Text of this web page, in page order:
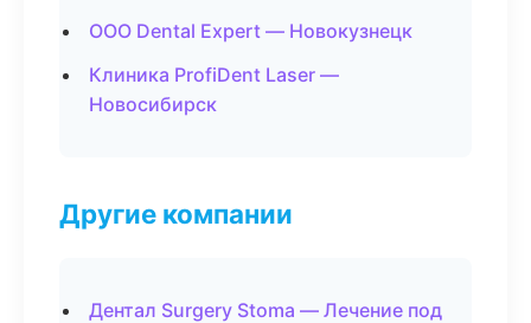
ООО Dental Expert — Новокузнецк
Клиника ProfiDent Laser —
Новосибирск
Другие компании
Дентал Surgery Stoma — Лечение под